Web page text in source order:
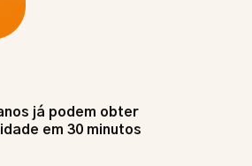
já podem obter
em 30 minutos